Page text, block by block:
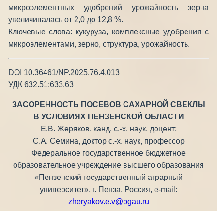
микроэлементных удобрений урожайность зерна
увеличивалась от 2,0 до 12,8 %.
Ключевые слова: кукуруза, комплексные удобрения с
микроэлементами, зерно, структура, урожайность.
DOI 10.36461/NP.2025.76.4.013
УДК 632.51:633.63
ЗАСОРЕННОСТЬ ПОСЕВОВ САХАРНОЙ СВЕКЛЫ
В УСЛОВИЯХ ПЕНЗЕНСКОЙ ОБЛАСТИ
Е.В. Жеряков, канд. с.-х. наук, доцент;
С.А. Семина, доктор с.-х. наук, профессор
Федеральное государственное бюджетное
образовательное учреждение высшего образования
«Пензенский государственный аграрный
университет», г. Пенза, Россия, e-mail:
zheryakov.e.v@pgau.ru